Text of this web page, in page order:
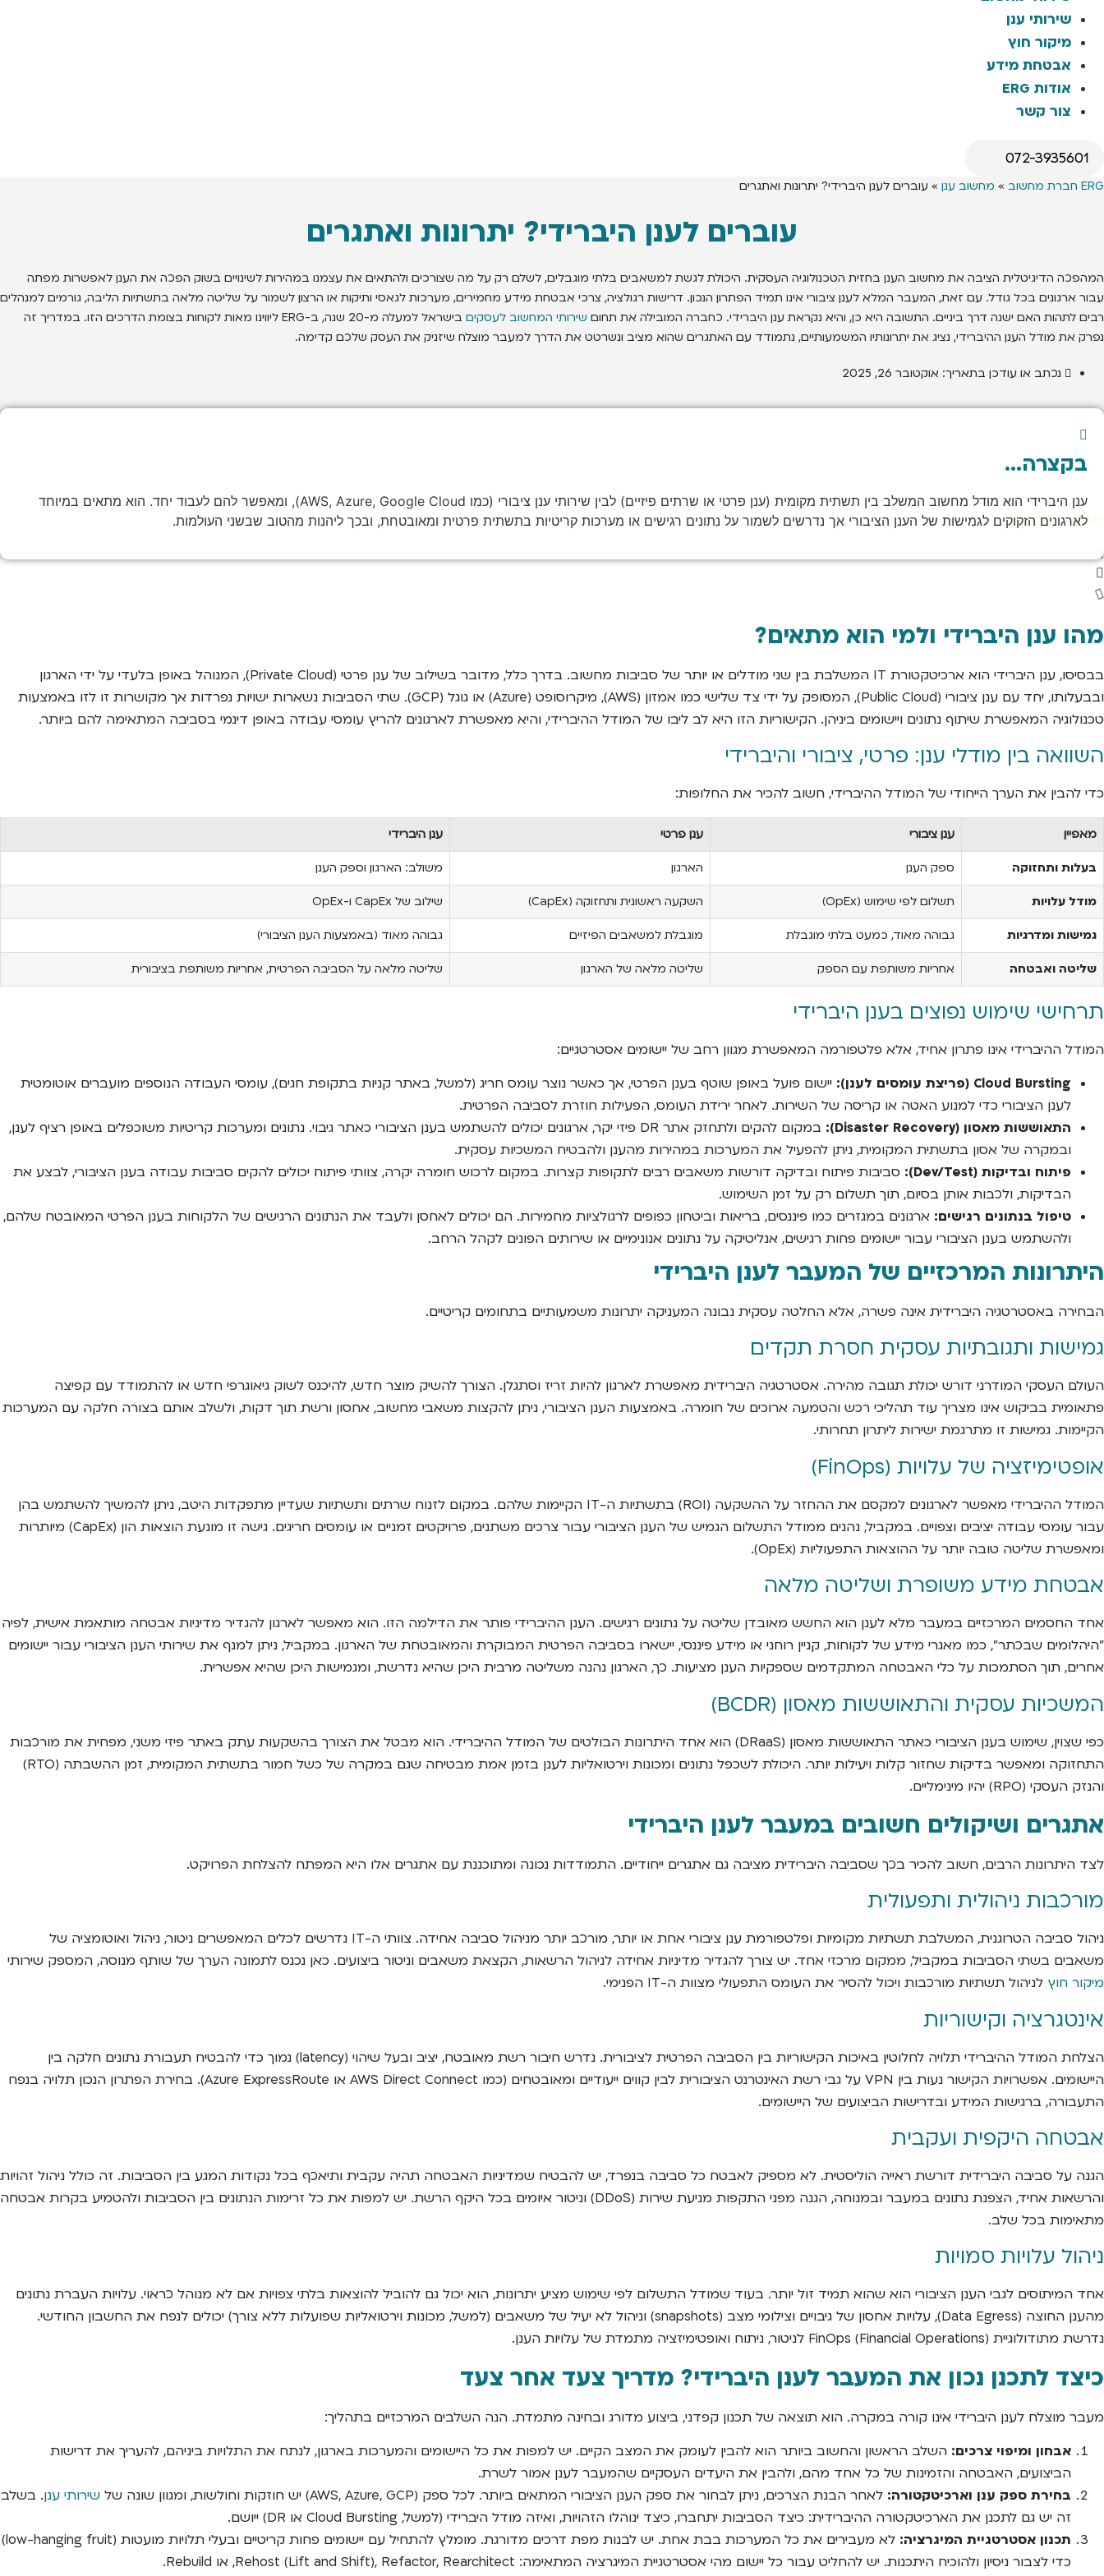
שירותי ענן
מיקור חוץ
אבטחת מידע
אודות ERG
צור קשר
072-3935601
ERG חברת מחשוב » מחשוב ענן » עוברים לענן היברידי? יתרונות ואתגרים
עוברים לענן היברידי? יתרונות ואתגרים
המהפכה הדיגיטלית הציבה את מחשוב הענן בחזית הטכנולוגיה העסקית. היכולת לגשת למשאבים בלתי מוגבלים, לשלם רק על מה שצורכים ולהתאים את עצמנו במהירות לשינויים בשוק הפכה את הענן לאפשרות מפתה
עבור ארגונים בכל גודל. עם זאת, המעבר המלא לענן ציבורי אינו תמיד הפתרון הנכון. דרישות רגולציה, צרכי אבטחת מידע מחמירים, מערכות לגאסי ותיקות או הרצון לשמור על שליטה מלאה בתשתיות הליבה, גורמים למנהלים
רבים לתהות האם ישנה דרך ביניים. התשובה היא כן, והיא נקראת ענן היברידי. כחברה המובילה את תחום שירותי המחשוב לעסקים
בישראל למעלה מ-20 שנה, ב-ERG ליווינו מאות לקוחות בצומת הדרכים הזו. במדריך זה
נפרק את מודל הענן ההיברידי, נציג את יתרונותיו המשמעותיים, נתמודד עם האתגרים שהוא מציב ונשרטט את הדרך למעבר מוצלח שיזניק את העסק שלכם קדימה.
נכתב או עודכן בתאריך: אוקטובר 26, 2025
בקצרה...
ענן היברידי הוא מודל מחשוב המשלב בין תשתית מקומית (ענן פרטי או שרתים פיזיים) לבין שירותי ענן ציבורי (כמו AWS, Azure, Google Cloud), ומאפשר להם לעבוד יחד. הוא מתאים במיוחד
לארגונים הזקוקים לגמישות של הענן הציבורי אך נדרשים לשמור על נתונים רגישים או מערכות קריטיות בתשתית פרטית ומאובטחת, ובכך ליהנות מהטוב שבשני העולמות.
תוכן עניינים
מהו ענן היברידי ולמי הוא מתאים?
בבסיסו, ענן היברידי הוא ארכיטקטורת IT המשלבת בין שני מודלים או יותר של סביבות מחשוב. בדרך כלל, מדובר בשילוב של ענן פרטי (Private Cloud), המנוהל באופן בלעדי על ידי הארגון
ובבעלותו, יחד עם ענן ציבורי (Public Cloud), המסופק על ידי צד שלישי כמו אמזון (AWS), מיקרוסופט (Azure) או גוגל (GCP). שתי הסביבות נשארות ישויות נפרדות אך מקושרות זו לזו באמצעות
טכנולוגיה המאפשרת שיתוף נתונים ויישומים ביניהן. הקישוריות הזו היא לב ליבו של המודל ההיברידי, והיא מאפשרת לארגונים להריץ עומסי עבודה באופן דינמי בסביבה המתאימה להם ביותר.
השוואה בין מודלי ענן: פרטי, ציבורי והיברידי
כדי להבין את הערך הייחודי של המודל ההיברידי, חשוב להכיר את החלופות:
מאפיין ענן ציבורי ענן פרטי ענן היברידי
בעלות ותחזוקה ספק הענן הארגון משולב: הארגון וספק הענן
מודל עלויות תשלום לפי שימוש (OpEx) השקעה ראשונית ותחזוקה (CapEx) שילוב של CapEx ו-OpEx
גמישות ומדרגיות גבוהה מאוד, כמעט בלתי מוגבלת מוגבלת למשאבים הפיזיים גבוהה מאוד (באמצעות הענן הציבורי)
שליטה ואבטחה אחריות משותפת עם הספק שליטה מלאה של הארגון שליטה מלאה על הסביבה הפרטית, אחריות משותפת בציבורית
תרחישי שימוש נפוצים בענן היברידי
המודל ההיברידי אינו פתרון אחיד, אלא פלטפורמה המאפשרת מגוון רחב של יישומים אסטרטגיים:
Cloud Bursting (פריצת עומסים לענן):
יישום פועל באופן שוטף בענן הפרטי, אך כאשר נוצר עומס חריג (למשל, באתר קניות בתקופת חגים), עומסי העבודה הנוספים מועברים אוטומטית
לענן הציבורי כדי למנוע האטה או קריסה של השירות. לאחר ירידת העומס, הפעילות חוזרת לסביבה הפרטית.
התאוששות מאסון (Disaster Recovery):
במקום להקים ולתחזק אתר DR פיזי יקר, ארגונים יכולים להשתמש בענן הציבורי כאתר גיבוי. נתונים ומערכות קריטיות משוכפלים באופן רציף לענן,
ובמקרה של אסון בתשתית המקומית, ניתן להפעיל את המערכות במהירות מהענן ולהבטיח המשכיות עסקית.
פיתוח ובדיקות (Dev/Test):
סביבות פיתוח ובדיקה דורשות משאבים רבים לתקופות קצרות. במקום לרכוש חומרה יקרה, צוותי פיתוח יכולים להקים סביבות עבודה בענן הציבורי, לבצע את
הבדיקות, ולכבות אותן בסיום, תוך תשלום רק על זמן השימוש.
טיפול בנתונים רגישים: ארגונים במגזרים כמו פיננסים, בריאות וביטחון כפופים לרגולציות מחמירות. הם יכולים לאחסן ולעבד את הנתונים הרגישים של הלקוחות בענן הפרטי המאובטח שלהם,
ולהשתמש בענן הציבורי עבור יישומים פחות רגישים, אנליטיקה על נתונים אנונימיים או שירותים הפונים לקהל הרחב.
היתרונות המרכזיים של המעבר לענן היברידי
הבחירה באסטרטגיה היברידית אינה פשרה, אלא החלטה עסקית נבונה המעניקה יתרונות משמעותיים בתחומים קריטיים.
גמישות ותגובתיות עסקית חסרת תקדים
העולם העסקי המודרני דורש יכולת תגובה מהירה. אסטרטגיה היברידית מאפשרת לארגון להיות זריז וסתגלן. הצורך להשיק מוצר חדש, להיכנס לשוק גיאוגרפי חדש או להתמודד עם קפיצה
פתאומית בביקוש אינו מצריך עוד תהליכי רכש והטמעה ארוכים של חומרה. באמצעות הענן הציבורי, ניתן להקצות משאבי מחשוב, אחסון ורשת תוך דקות, ולשלב אותם בצורה חלקה עם המערכות
הקיימות. גמישות זו מתרגמת ישירות ליתרון תחרותי.
אופטימיזציה של עלויות (FinOps)
המודל ההיברידי מאפשר לארגונים למקסם את ההחזר על ההשקעה (ROI) בתשתיות ה-IT הקיימות שלהם. במקום לזנוח שרתים ותשתיות שעדיין מתפקדות היטב, ניתן להמשיך להשתמש בהן
עבור עומסי עבודה יציבים וצפויים. במקביל, נהנים ממודל התשלום הגמיש של הענן הציבורי עבור צרכים משתנים, פרויקטים זמניים או עומסים חריגים. גישה זו מונעת הוצאות הון (CapEx) מיותרות
ומאפשרת שליטה טובה יותר על ההוצאות התפעוליות (OpEx).
אבטחת מידע משופרת ושליטה מלאה
אחד החסמים המרכזיים במעבר מלא לענן הוא החשש מאובדן שליטה על נתונים רגישים. הענן ההיברידי פותר את הדילמה הזו. הוא מאפשר לארגון להגדיר מדיניות אבטחה מותאמת אישית, לפיה
"היהלומים שבכתר", כמו מאגרי מידע של לקוחות, קניין רוחני או מידע פיננסי, יישארו בסביבה הפרטית המבוקרת והמאובטחת של הארגון. במקביל, ניתן למנף את שירותי הענן הציבורי עבור יישומים
אחרים, תוך הסתמכות על כלי האבטחה המתקדמים שספקיות הענן מציעות. כך, הארגון נהנה משליטה מרבית היכן שהיא נדרשת, ומגמישות היכן שהיא אפשרית.
המשכיות עסקית והתאוששות מאסון (BCDR)
כפי שצוין, שימוש בענן הציבורי כאתר התאוששות מאסון (DRaaS) הוא אחד היתרונות הבולטים של המודל ההיברידי. הוא מבטל את הצורך בהשקעות עתק באתר פיזי משני, מפחית את מורכבות
התחזוקה ומאפשר בדיקות שחזור קלות ויעילות יותר. היכולת לשכפל נתונים ומכונות וירטואליות לענן בזמן אמת מבטיחה שגם במקרה של כשל חמור בתשתית המקומית, זמן ההשבתה (RTO)
והנזק העסקי (RPO) יהיו מינימליים.
אתגרים ושיקולים חשובים במעבר לענן היברידי
לצד היתרונות הרבים, חשוב להכיר בכך שסביבה היברידית מציבה גם אתגרים ייחודיים. התמודדות נכונה ומתוכננת עם אתגרים אלו היא המפתח להצלחת הפרויקט.
מורכבות ניהולית ותפעולית
ניהול סביבה הטרוגנית, המשלבת תשתיות מקומיות ופלטפורמת ענן ציבורי אחת או יותר, מורכב יותר מניהול סביבה אחידה. צוותי ה-IT נדרשים לכלים המאפשרים ניטור, ניהול ואוטומציה של
משאבים בשתי הסביבות במקביל, ממקום מרכזי אחד. יש צורך להגדיר מדיניות אחידה לניהול הרשאות, הקצאת משאבים וניטור ביצועים. כאן נכנס לתמונה הערך של שותף מנוסה, המספק שירותי
מיקור חוץ לניהול תשתיות מורכבות ויכול להסיר את העומס התפעולי מצוות ה-IT הפנימי.
אינטגרציה וקישוריות
הצלחת המודל ההיברידי תלויה לחלוטין באיכות הקישוריות בין הסביבה הפרטית לציבורית. נדרש חיבור רשת מאובטח, יציב ובעל שיהוי (latency) נמוך כדי להבטיח תעבורת נתונים חלקה בין
היישומים. אפשרויות הקישור נעות בין VPN על גבי רשת האינטרנט הציבורית לבין קווים ייעודיים ומאובטחים (כמו AWS Direct Connect או Azure ExpressRoute). בחירת הפתרון הנכון תלויה בנפח
התעבורה, ברגישות המידע ובדרישות הביצועים של היישומים.
אבטחה היקפית ועקבית
הגנה על סביבה היברידית דורשת ראייה הוליסטית. לא מספיק לאבטח כל סביבה בנפרד, יש להבטיח שמדיניות האבטחה תהיה עקבית ותיאכף בכל נקודות המגע בין הסביבות. זה כולל ניהול זהויות
והרשאות אחיד, הצפנת נתונים במעבר ובמנוחה, הגנה מפני התקפות מניעת שירות (DDoS) וניטור איומים בכל היקף הרשת. יש למפות את כל זרימות הנתונים בין הסביבות ולהטמיע בקרות אבטחה
מתאימות בכל שלב.
ניהול עלויות סמויות
אחד המיתוסים לגבי הענן הציבורי הוא שהוא תמיד זול יותר. בעוד שמודל התשלום לפי שימוש מציע יתרונות, הוא יכול גם להוביל להוצאות בלתי צפויות אם לא מנוהל כראוי. עלויות העברת נתונים
מהענן החוצה (Data Egress), עלויות אחסון של גיבויים וצילומי מצב (snapshots) וניהול לא יעיל של משאבים (למשל, מכונות וירטואליות שפועלות ללא צורך) יכולים לנפח את החשבון החודשי.
נדרשת מתודולוגיית FinOps (Financial Operations) לניטור, ניתוח ואופטימיזציה מתמדת של עלויות הענן.
כיצד לתכנן נכון את המעבר לענן היברידי? מדריך צעד אחר צעד
מעבר מוצלח לענן היברידי אינו קורה במקרה. הוא תוצאה של תכנון קפדני, ביצוע מדורג ובחינה מתמדת. הנה השלבים המרכזיים בתהליך:
אבחון ומיפוי צרכים: השלב הראשון והחשוב ביותר הוא להבין לעומק את המצב הקיים. יש למפות את כל היישומים והמערכות בארגון, לנתח את התלויות ביניהם, להעריך את דרישות
הביצועים, האבטחה והזמינות של כל אחד מהם, ולהבין את היעדים העסקיים שהמעבר לענן אמור לשרת.
בחירת ספק ענן וארכיטקטורה: לאחר הבנת הצרכים, ניתן לבחור את ספק הענן הציבורי המתאים ביותר. לכל ספק (AWS, Azure, GCP) יש חוזקות וחולשות, ומגוון שונה של שירותי ענן. בשלב
זה יש גם לתכנן את הארכיטקטורה ההיברידית: כיצד הסביבות יתחברו, כיצד ינוהלו הזהויות, ואיזה מודל היברידי (למשל, Cloud Bursting או DR) ייושם.
תכנון אסטרטגיית המיגרציה:
לא מעבירים את כל המערכות בבת אחת. יש לבנות מפת דרכים מדורגת. מומלץ להתחיל עם יישומים פחות קריטיים ובעלי תלויות מועטות (low-hanging fruit)
כדי לצבור ניסיון ולהוכיח היתכנות. יש להחליט עבור כל יישום מהי אסטרטגיית המיגרציה המתאימה: Rehost (Lift and Shift), Refactor, Rearchitect, או Rebuild.